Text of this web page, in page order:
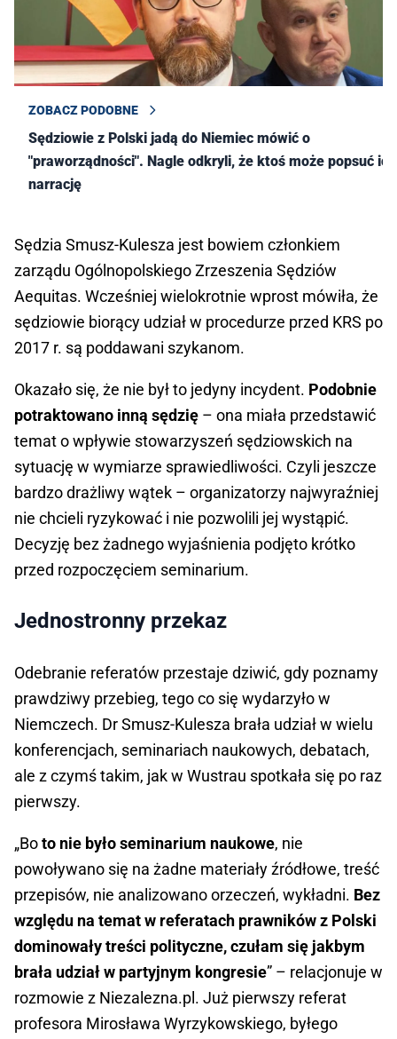
ZOBACZ PODOBNE
Sędziowie z Polski jadą do Niemiec mówić o
"praworządności". Nagle odkryli, że ktoś może popsuć ich
narrację
Sędzia Smusz-Kulesza jest bowiem członkiem
zarządu Ogólnopolskiego Zrzeszenia Sędziów
Aequitas. Wcześniej wielokrotnie wprost mówiła, że
sędziowie biorący udział w procedurze przed KRS po
2017 r. są poddawani szykanom.
Okazało się, że nie był to jedyny incydent. Podobnie
potraktowano inną sędzię – ona miała przedstawić
temat o wpływie stowarzyszeń sędziowskich na
sytuację w wymiarze sprawiedliwości. Czyli jeszcze
bardzo drażliwy wątek – organizatorzy najwyraźniej
nie chcieli ryzykować i nie pozwolili jej wystąpić.
Decyzję bez żadnego wyjaśnienia podjęto krótko
przed rozpoczęciem seminarium.
Jednostronny przekaz
Odebranie referatów przestaje dziwić, gdy poznamy
prawdziwy przebieg, tego co się wydarzyło w
Niemczech. Dr Smusz-Kulesza brała udział w wielu
konferencjach, seminariach naukowych, debatach,
ale z czymś takim, jak w Wustrau spotkała się po raz
pierwszy.
„Boto nie było seminarium naukowe, nie
powoływano się na żadne materiały źródłowe, treść
przepisów, nie analizowano orzeczeń, wykładni. Bez
względu na temat w referatach prawników z Polski
dominowały treści polityczne, czułam się jakbym
brała udział w partyjnym kongresie” – relacjonuje w
rozmowie z Niezalezna.pl. Już pierwszy referat
profesora Mirosława Wyrzykowskiego, byłego